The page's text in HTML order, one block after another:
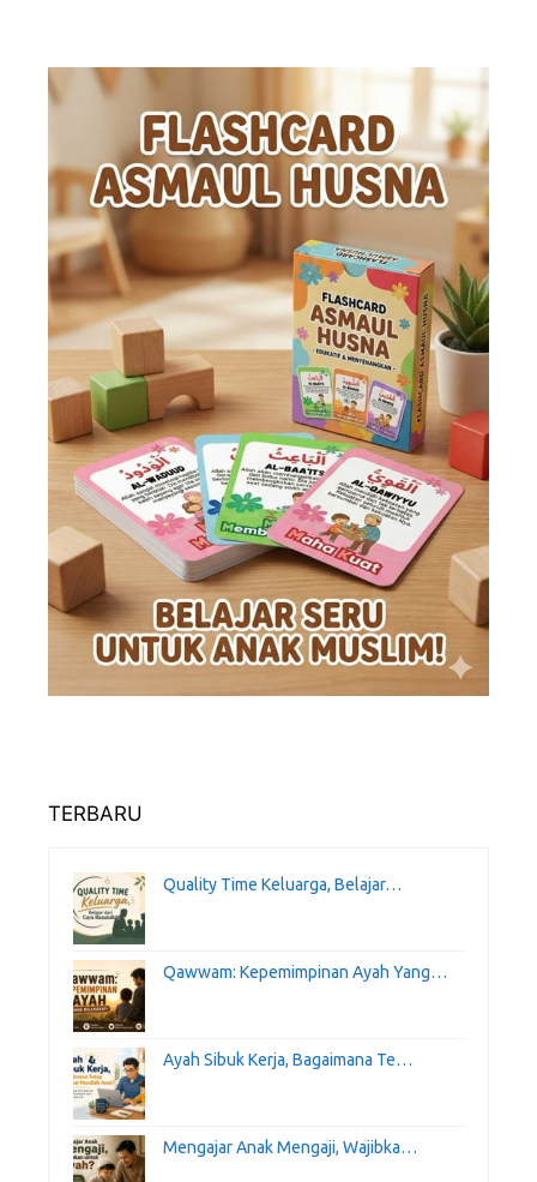
TERBARU
Quality Time Keluarga, Belajar…
Qawwam: Kepemimpinan Ayah Yang…
Ayah Sibuk Kerja, Bagaimana Te…
Mengajar Anak Mengaji, Wajibka…